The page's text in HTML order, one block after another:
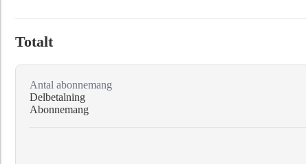
Totalt
Antal abonnemang
Delbetalning
Abonnemang